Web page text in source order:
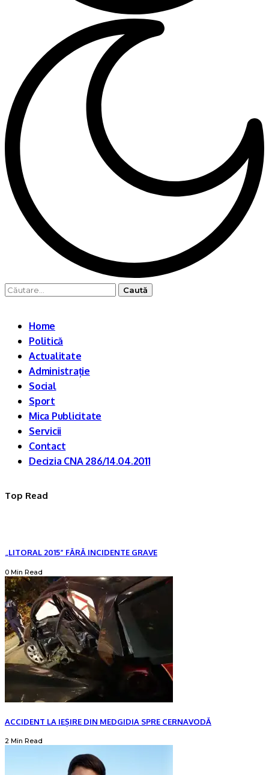
Caută
Home
Politică
Actualitate
Administrație
Social
Sport
Mica Publicitate
Servicii
Contact
Decizia CNA 286/14.04.2011
Top Read
„LITORAL 2015” FĂRĂ INCIDENTE GRAVE
0 Min Read
ACCIDENT LA IEȘIRE DIN MEDGIDIA SPRE CERNAVODĂ
2 Min Read